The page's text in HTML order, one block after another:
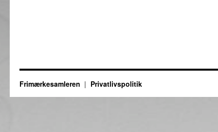
Frimærkesamleren Privatlivspolitik